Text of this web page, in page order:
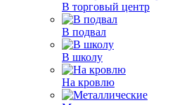
В торговый центр
В подвал
В школу
На кровлю